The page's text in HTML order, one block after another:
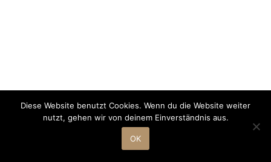
Diese Website benutzt Cookies. Wenn du die Website weiter
nutzt, gehen wir von deinem Einverständnis aus.
OK